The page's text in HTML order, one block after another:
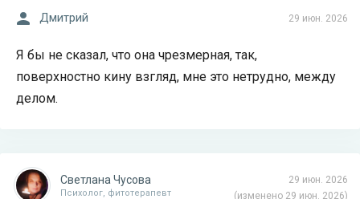
29 июн. 2026
Дмитрий
Я бы не сказал, что она чрезмерная, так,
поверхностно кину взгляд, мне это нетрудно, между
делом.
29 июн. 2026
(изменено 29 июн. 2026)
Светлана Чусова
Психолог, фитотерапевт